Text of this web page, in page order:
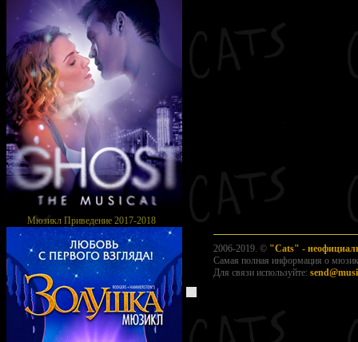
Мюзикл Приведение 2017-2018
2006-2019. © "Cats" -
Самая полная информация о
Для связи используйте: